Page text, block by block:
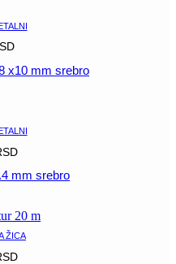
x10 mm srebro
mm srebro
ŽICA